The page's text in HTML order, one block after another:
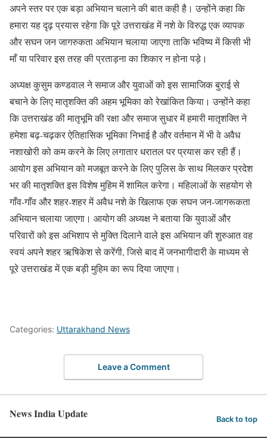
अपने स्तर पर एक बड़ा अभियान चलाने की बात कही है। उन्होंने कहा कि
हमारा यह दृढ़ प्रयास रहेगा कि पूरे उत्तराखंड में नशे के विरुद्ध एक व्यापक
और सघन जन जागरुकता अभियान चलाया जाएगा ताकि भविष्य में किसी भी
माँ या परिवार इस तरह की प्रताड़ना का शिकार न होना पड़े।
अध्यक्ष कुसुम कण्डवाल ने समाज और युवाओं को इस सामाजिक बुराई से
बचाने के लिए मातृशक्ति की अहम भूमिका को रेखांकित किया। उन्होंने कहा
कि उत्तराखंड की मातृभूमि की रक्षा और समाज सुधार में हमारी मातृशक्ति ने
हमेशा बढ़-चढ़कर ऐतिहासिक भूमिका निभाई है और वर्तमान में भी वे अवैध
नशाखोरी को कम करने के लिए लगातार धरातल पर प्रयास कर रही हैं।
आयोग इस अभियान को मजबूत करने के लिए पुलिस के साथ मिलकर प्रदेश
भर की मातृशक्ति इस विशेष मुहिम में शामिल करेगा। महिलाओं के सहयोग से
गाँव-गाँव और शहर-शहर में अवैध नशे के खिलाफ एक सघन जन-जागरूकता
अभियान चलाया जाएगा। आयोग की अध्यक्ष ने बताया कि युवाओं और
परिवारों को इस अभिशाप से मुक्ति दिलाने वाले इस अभियान की शुरुआत वह
स्वयं अपने शहर ऋषिकेश से करेंगी, जिसे बाद में जनभागीदारी के माध्यम से
पूरे उत्तराखंड में एक बड़ी मुहिम का रूप दिया जाएगा।
Categories: Uttarakhand News
Leave a Comment
News India Update Back to top